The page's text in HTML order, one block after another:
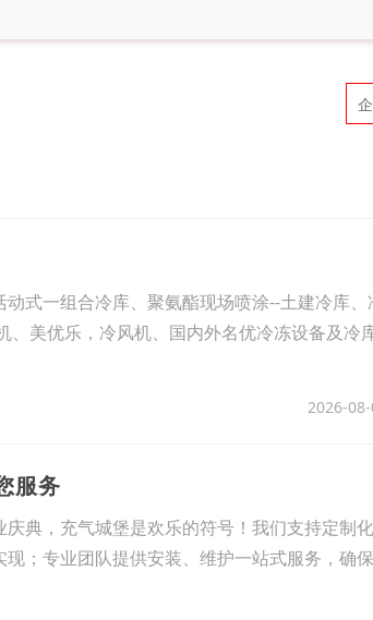
式一组合冷库、聚氨酯现场喷涂--土建冷库、
美优乐，冷风机、国内外名优冷冻设备及冷库
2026-
服务
典，充气城堡是欢乐的符号！我们支持定制化
；专业团队提供安装、维护一站式服务，确